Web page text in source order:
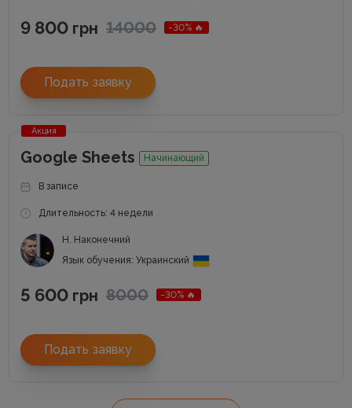
9 800 грн 14000 -30% 🔥
Подать заявку
Акция
Google Sheets Начинающий
В записе
Длительность: 4 недели
Н. Наконечний
Язык обучения: Украинский
5 600 грн 8000 -30% 🔥
Подать заявку